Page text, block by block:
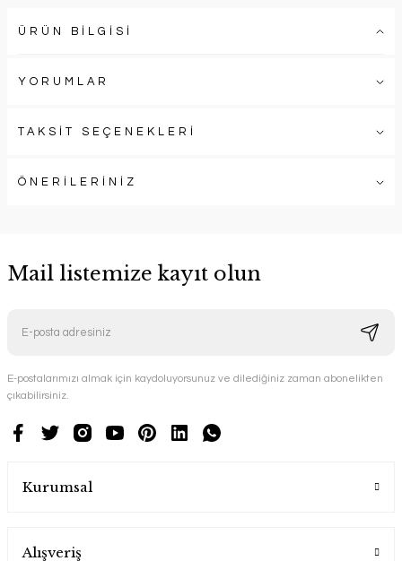
ÜRÜN BİLGİSİ
YORUMLAR
TAKSİT SEÇENEKLERİ
ÖNERİLERİNİZ
Mail listemize kayıt olun
E-postalarımızı almak için kaydoluyorsunuz ve dilediğiniz zaman abonelikten
çıkabilirsiniz.
Kurumsal
Alışveriş